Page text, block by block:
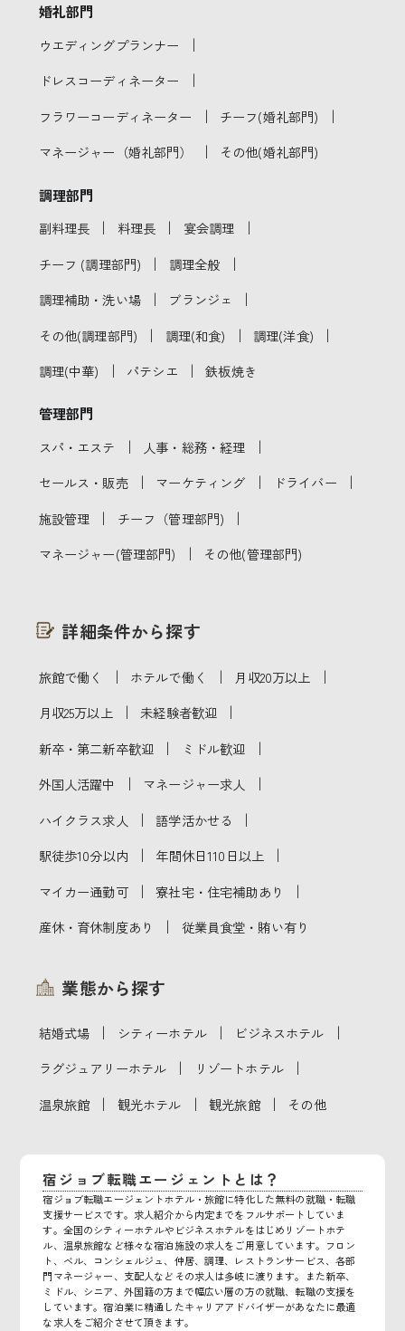
婚礼部門
ウエディングプランナー ｜
ドレスコーディネーター ｜
フラワーコーディネーター ｜ チーフ(婚礼部門) ｜
マネージャー（婚礼部門） ｜ その他(婚礼部門)
調理部門
副料理長 ｜ 料理長 ｜ 宴会調理 ｜
チーフ (調理部門) ｜ 調理全般 ｜
調理補助・洗い場 ｜ ブランジェ ｜
その他(調理部門) ｜ 調理(和食) ｜ 調理(洋食) ｜
調理(中華) ｜ パテシエ ｜ 鉄板焼き
管理部門
スパ・エステ ｜ 人事・総務・経理 ｜
セールス・販売 ｜ マーケティング ｜ ドライバー ｜
施設管理 ｜ チーフ（管理部門) ｜
マネージャー(管理部門) ｜ その他(管理部門)
詳細条件から探す
旅館で働く ｜ ホテルで働く ｜ 月収20万以上 ｜
月収25万以上 ｜ 未経験者歓迎 ｜
新卒・第二新卒歓迎 ｜ ミドル歓迎 ｜
外国人活躍中 ｜ マネージャー求人 ｜
ハイクラス求人 ｜ 語学活かせる ｜
駅徒歩10分以内 ｜ 年間休日110日以上 ｜
マイカー通勤可 ｜ 寮社宅・住宅補助あり ｜
産休・育休制度あり ｜ 従業員食堂・賄い有り
業態から探す
結婚式場 ｜ シティーホテル ｜ ビジネスホテル ｜
ラグジュアリーホテル ｜ リゾートホテル ｜
温泉旅館 ｜ 観光ホテル ｜ 観光旅館 ｜ その他
宿ジョブ転職エージェントとは？
宿ジョブ転職エージェントホテル・旅館に特化した無料の就職・転職
支援サービスです。求人紹介から内定までをフルサポートしていま
す。全国のシティーホテルやビジネスホテルをはじめリゾートホテ
ル、温泉旅館など様々な宿泊施設の求人をご用意しています。フロン
ト、ベル、コンシェルジュ、仲居、調理、レストランサービス、各部
門マネージャー、支配人などその求人は多岐に渡ります。また新卒、
ミドル、シニア、外国籍の方まで幅広い層の方の就職、転職の支援を
しています。宿泊業に精通したキャリアアドバイザーがあなたに最適
な求人をご紹介させて頂きます。